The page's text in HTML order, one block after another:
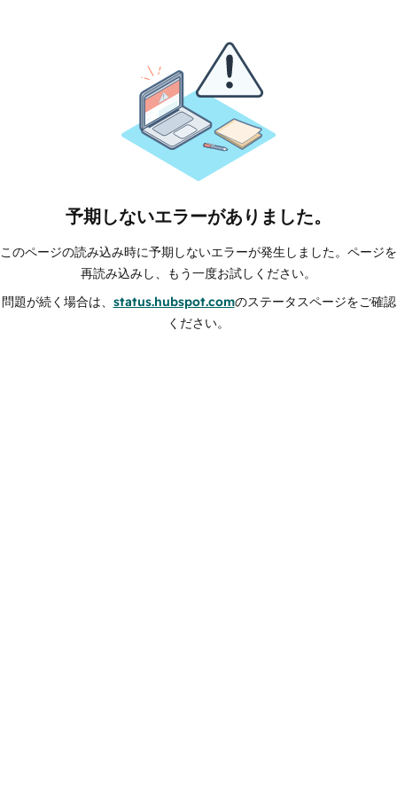
予期しないエラーがありました。
このページの読み込み時に予期しないエラーが発生しました。ページを
再読み込みし、もう一度お試しください。
問題が続く場合は、 status.hubspot.comのステータスページをご確認
ください。